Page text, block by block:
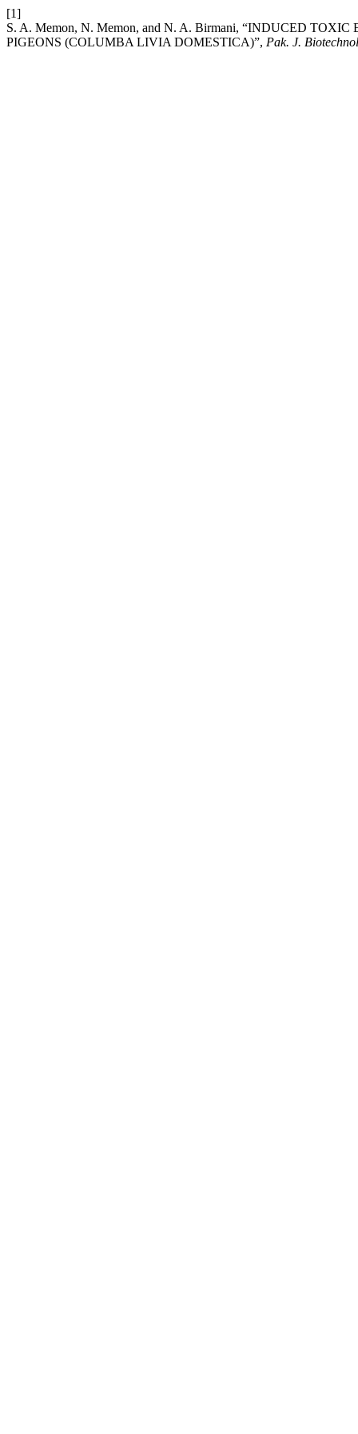
[1]
S. A. Memon, N. Memon, and N. A. Birmani, “INDUCED
PIGEONS (COLUMBA LIVIA DOMESTICA)”, Pak. J. Biotechnol